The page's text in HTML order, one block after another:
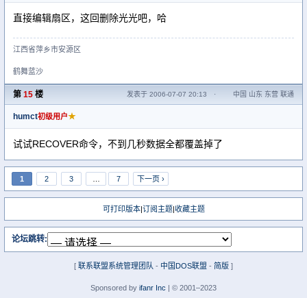
直接编辑扇区，这回删除光光吧，哈
江西省萍乡市安源区
鹤舞蓝沙
第 15 楼 发表于 2006-07-07 20:13 · 中国 山东 东营 联通
humct初级用户★
试试RECOVER命令，不到几秒数据全都覆盖掉了
1 2 3 7 下一页 ›
可打印版本|订阅主题|收藏主题
论坛跳转:
[ 联系联盟系统管理团队 - 中国DOS联盟 - 简版 ]
Sponsored by ifanr Inc | © 2001–2023